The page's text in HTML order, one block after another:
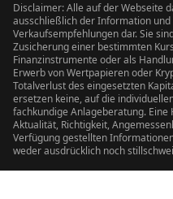
Disclaimer: Alle auf der Webseite
ausschließlich der Information und
Verkaufsempfehlungen dar. Sie
Zusicherung einer bestimmten
Finanzinstrumente oder als
Erwerb von Wertpapieren oder
Totalverlust des eingesetzten
ersetzen keine, auf die
fachkundige Anlageberatung.
Aktualität, Richtigkeit,
Verfügung gestellten
weder ausdrücklich noch